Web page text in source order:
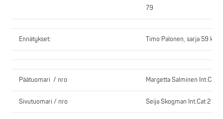
79
Ennätykset: Timo Palonen, sarja 59 kg,
Päätuomari / nro Margetta Salminen Int.Cat 1
Sivutuomari / nro Seija Skogman Int.Cat 2